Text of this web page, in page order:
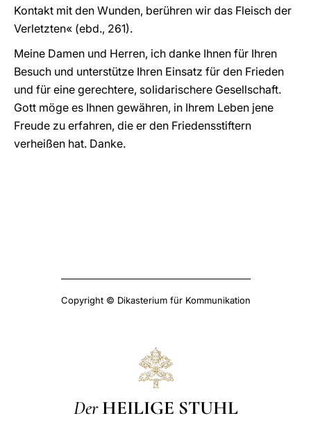
Kontakt mit den Wunden, berühren wir das Fleisch der
Verletzten« (ebd., 261).
Meine Damen und Herren, ich danke Ihnen für Ihren
Besuch und unterstütze Ihren Einsatz für den Frieden
und für eine gerechtere, solidarischere Gesellschaft.
Gott möge es Ihnen gewähren, in Ihrem Leben jene
Freude zu erfahren, die er den Friedensstiftern
verheißen hat. Danke.
Copyright © Dikasterium für Kommunikation
Der HEILIGE STUHL